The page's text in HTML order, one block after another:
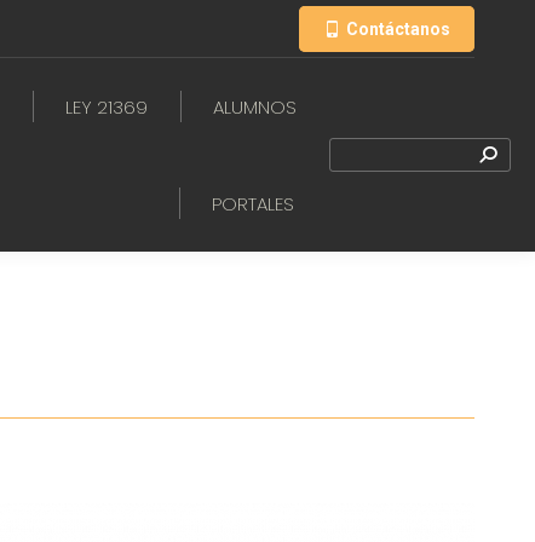
Contáctanos
LEY 21369 ALUMNOS
PORTALES